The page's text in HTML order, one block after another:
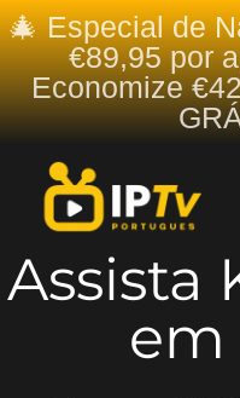
🎄 Especial de
€89,95 por
Economize
Assista
em